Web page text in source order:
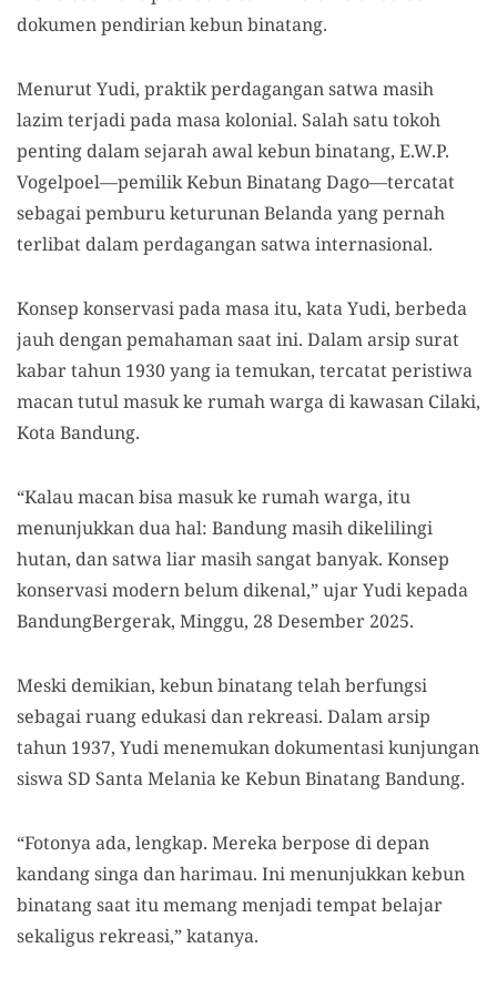
dokumen pendirian kebun binatang.
Menurut Yudi, praktik perdagangan satwa masih
lazim terjadi pada masa kolonial. Salah satu tokoh
penting dalam sejarah awal kebun binatang, E.W.P.
Vogelpoel—pemilik Kebun Binatang Dago—tercatat
sebagai pemburu keturunan Belanda yang pernah
terlibat dalam perdagangan satwa internasional.
Konsep konservasi pada masa itu, kata Yudi, berbeda
jauh dengan pemahaman saat ini. Dalam arsip surat
kabar tahun 1930 yang ia temukan, tercatat peristiwa
macan tutul masuk ke rumah warga di kawasan Cilaki,
Kota Bandung.
“Kalau macan bisa masuk ke rumah warga, itu
menunjukkan dua hal: Bandung masih dikelilingi
hutan, dan satwa liar masih sangat banyak. Konsep
konservasi modern belum dikenal,” ujar Yudi kepada
BandungBergerak, Minggu, 28 Desember 2025.
Meski demikian, kebun binatang telah berfungsi
sebagai ruang edukasi dan rekreasi. Dalam arsip
tahun 1937, Yudi menemukan dokumentasi kunjungan
siswa SD Santa Melania ke Kebun Binatang Bandung.
“Fotonya ada, lengkap. Mereka berpose di depan
kandang singa dan harimau. Ini menunjukkan kebun
binatang saat itu memang menjadi tempat belajar
sekaligus rekreasi,” katanya.